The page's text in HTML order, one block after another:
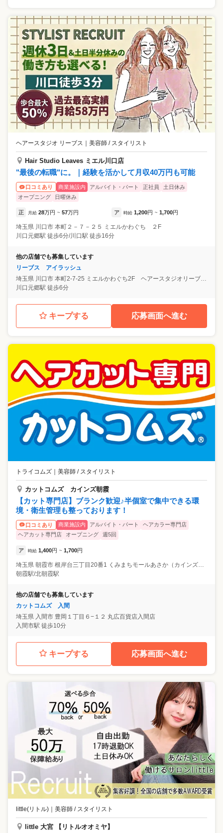
ヘアースタジオ リーブス 美容師 / スタイリスト
Hair Studio Leaves ミエル川口店
"最後の転職"に。｜経験を活かして月収40万円も可能
口コミあり 商業施設内 アルバイト・パート 正社員
土日休み
オープニング
日曜休み
正 月給 28万円 ~ 57万円 ア 時給 1,200円 ~ 1,700円
埼玉県 川口市 本町２－７－２５ ミエルかわぐち ２F
川口元郷駅 徒歩6分/川口駅 徒歩16分
他の店舗でも募集しています
リーブス アイラッシュ
埼玉県 川口市 本町2-7-25 ミエルかわぐち2F ヘアースタジオリーブス内
川口元郷駅 徒歩6分
キープする 応募画面へ進む
トライコムズ ｜ 美容師 / スタイリスト
カットコムズ カインズ朝霞
【カット専門店】ブランク歓迎♪半個室で集中できる環
境・衛生管理も整っております！
口コミあり 商業施設内 アルバイト・パート
ヘアカラー専門店
ヘアカット専門店
オープニング 週5回
ア 時給 1,400円 ~ 1,700円
埼玉県 朝霞市 根岸台三丁目20番1 くみまちモールあさか（カインズ朝霞店）2階
朝霞駅/北朝霞駅
他の店舗でも募集しています
カットコムズ 入間
埼玉県 入間市 豊岡１丁目６−１２ 丸広百貨店入間店
入間市駅 徒歩10分
キープする 応募画面へ進む
little(リトル) 美容師 / スタイリスト
little 大宮 【リトルオオミヤ】